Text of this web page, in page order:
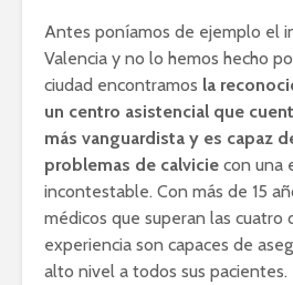
Antes poníamos de ejemplo el
Valencia y no lo hemos hecho
ciudad encontramos la
un centro asistencial que
más vanguardista y es capaz
problemas de calvicie con una
incontestable. Con más de 15
médicos que superan las cuatro
experiencia son capaces de
alto nivel a todos sus